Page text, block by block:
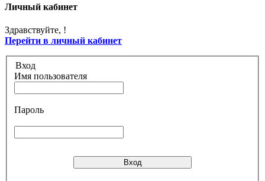
Личный кабинет
Здравствуйте, !
Перейти в личный кабинет
Вход
Имя пользователя
Пароль